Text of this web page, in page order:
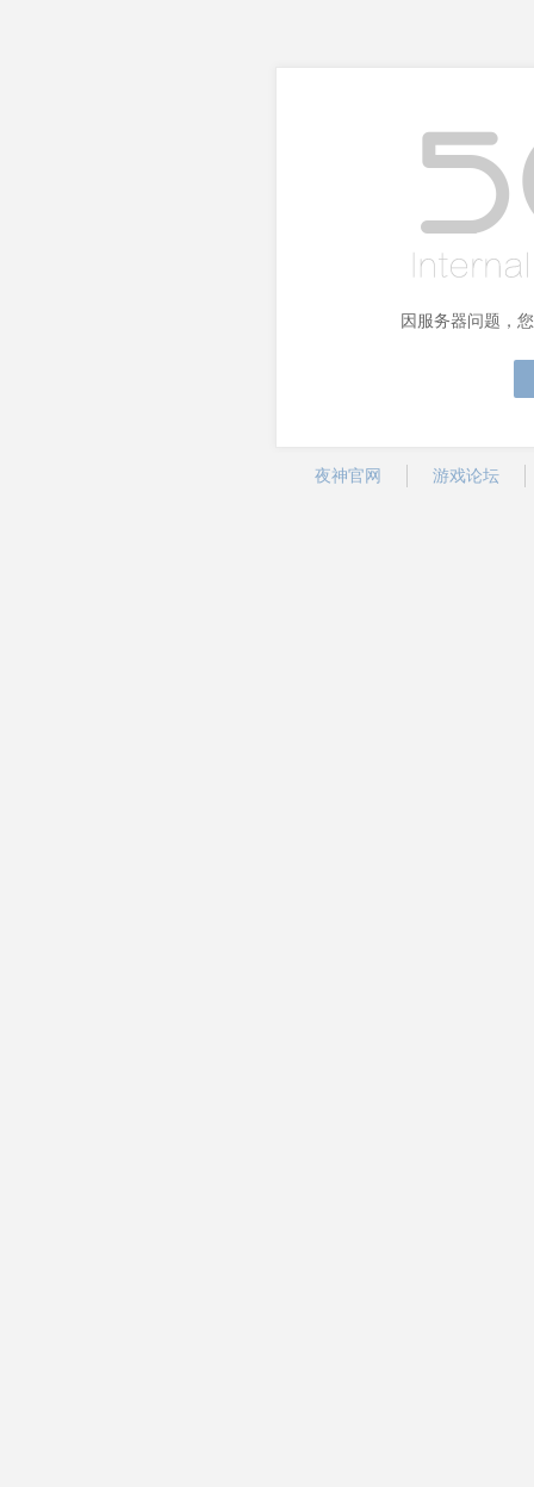
因服务器问题，
夜神官网 游戏论坛